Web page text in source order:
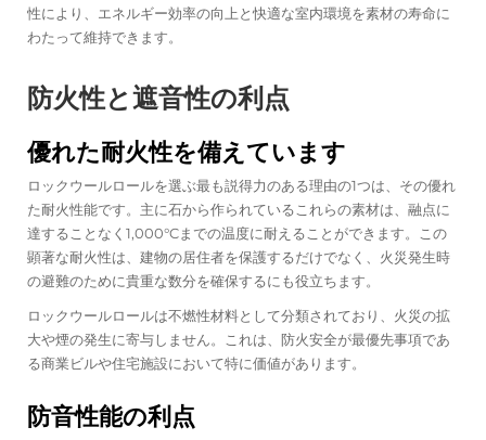
性により、エネルギー効率の向上と快適な室内環境を素材の寿命に
わたって維持できます。
防火性と遮音性の利点
優れた耐火性を備えています
ロックウールロールを選ぶ最も説得力のある理由の1つは、その優れ
た耐火性能です。主に石から作られているこれらの素材は、融点に
達することなく1,000°Cまでの温度に耐えることができます。この
顕著な耐火性は、建物の居住者を保護するだけでなく、火災発生時
の避難のために貴重な数分を確保するにも役立ちます。
ロックウールロールは不燃性材料として分類されており、火災の拡
大や煙の発生に寄与しません。これは、防火安全が最優先事項であ
る商業ビルや住宅施設において特に価値があります。
防音性能の利点